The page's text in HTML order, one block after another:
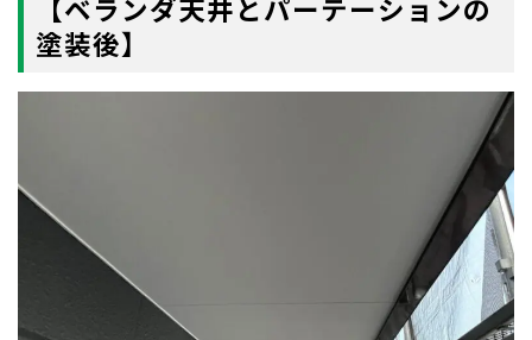
【ベランダ天井とパーテーションの
塗装後】